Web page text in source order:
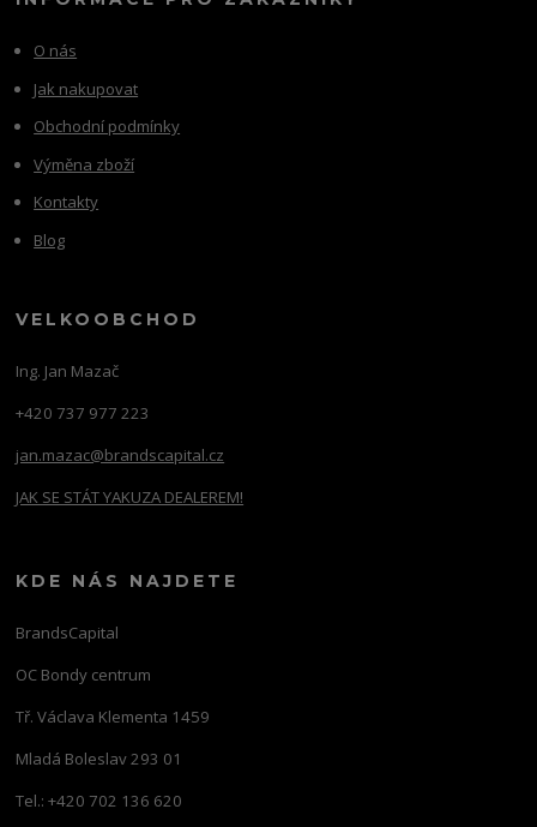
O nás
Jak nakupovat
Obchodní podmínky
Výměna zboží
Kontakty
Blog
VELKOOBCHOD
Ing. Jan Mazač
+420 737 977 223
jan.mazac@brandscapital.cz
JAK SE STÁT YAKUZA DEALEREM!
KDE NÁS NAJDETE
BrandsCapital
OC Bondy centrum
Tř. Václava Klementa 1459
Mladá Boleslav 293 01
Tel.: +420 702 136 620